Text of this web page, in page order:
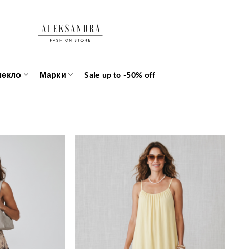
Марки Sale up to -50% off